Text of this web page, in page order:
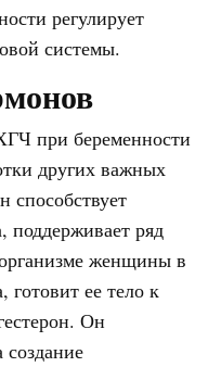
регулирует
системы.
при беременности
других важных
способствует
ряд
женщины в
ее тело к
Он
создание